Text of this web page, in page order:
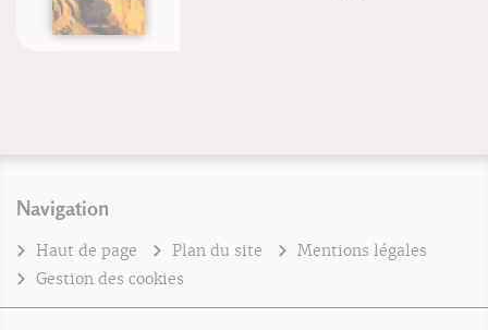
Navigation
Haut de page Plan du site
Mentions légales
Gestion des cookies